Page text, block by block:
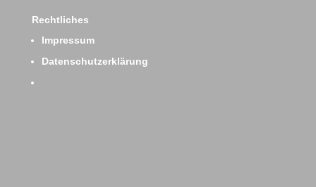
Rechtliches
Impressum
Datenschutzerklärung